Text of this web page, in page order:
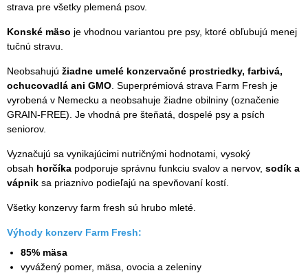
strava pre všetky plemená psov.
Konské mäso je vhodnou variantou pre psy, ktoré obľubujú menej
tučnú stravu.
Neobsahujú žiadne umelé konzervačné prostriedky, farbivá,
ochucovadlá ani GMO . Superprémiová strava Farm Fresh je
vyrobená v Nemecku a neobsahuje žiadne obilniny (označenie
GRAIN-FREE). Je vhodná pre šteňatá, dospelé psy a psích
seniorov.
Vyznačujú sa vynikajúcimi nutričnými hodnotami, vysoký
obsah horčíka podporuje správnu funkciu svalov a nervov, sodík a
vápnik sa priaznivo podieľajú na spevňovaní kostí.
Všetky konzervy farm fresh sú hrubo mleté.
Výhody konzerv Farm Fresh:
85% mäsa
vyvážený pomer, mäsa, ovocia a zeleniny